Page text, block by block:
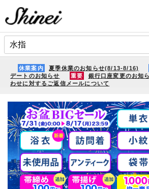
休業案内 夏季休業のお知らせ(8/13-8/16)
デートのお知らせ
重要 銀行口座変更のお知
わせに対するご返信メールについて